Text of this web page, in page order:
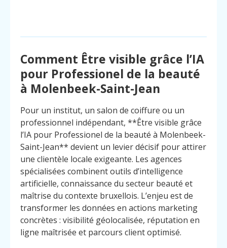
Comment Être visible grâce l’IA
pour Professionel de la beauté
à Molenbeek-Saint-Jean
Pour un institut, un salon de coiffure ou un
professionnel indépendant, **Être visible grâce
l’IA pour Professionel de la beauté à Molenbeek-
Saint-Jean** devient un levier décisif pour attirer
une clientèle locale exigeante. Les agences
spécialisées combinent outils d’intelligence
artificielle, connaissance du secteur beauté et
maîtrise du contexte bruxellois. L’enjeu est de
transformer les données en actions marketing
concrètes : visibilité géolocalisée, réputation en
ligne maîtrisée et parcours client optimisé.